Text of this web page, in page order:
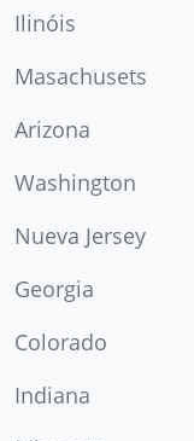
Ilinóis
Masachusets
Arizona
Washington
Nueva Jersey
Georgia
Colorado
Indiana